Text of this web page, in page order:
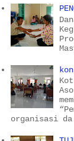
organisasi